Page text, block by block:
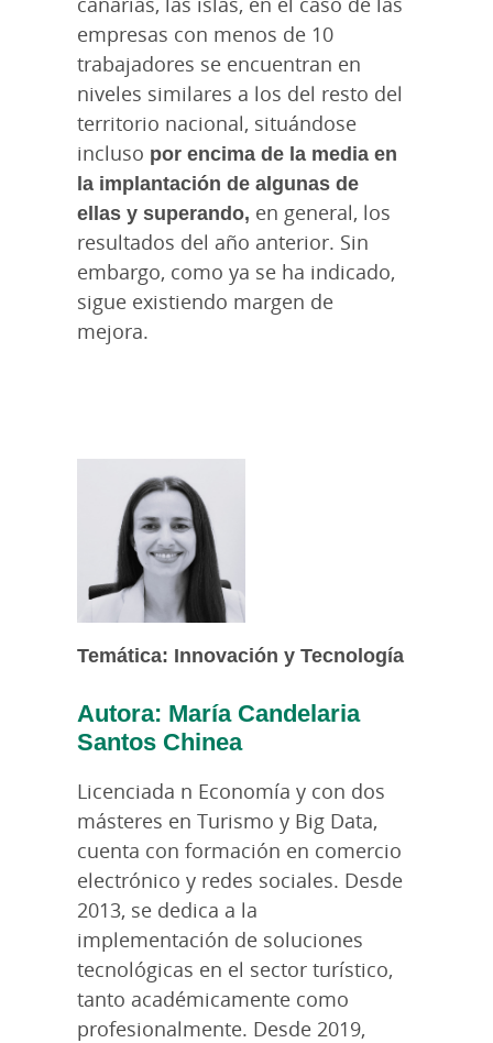
empresas con menos de 10
trabajadores se encuentran en
niveles similares a los del resto del
territorio nacional, situándose
incluso por encima de la media en
la implantación de algunas de
ellas y superando, en general, los
resultados del año anterior. Sin
embargo, como ya se ha indicado,
sigue existiendo margen de
mejora.
Temática: Innovación y Tecnología
Autora: María Candelaria
Santos Chinea
Licenciada n Economía y con dos
másteres en Turismo y Big Data,
cuenta con formación en comercio
electrónico y redes sociales. Desde
2013, se dedica a la
implementación de soluciones
tecnológicas en el sector turístico,
tanto académicamente como
profesionalmente. Desde 2019,